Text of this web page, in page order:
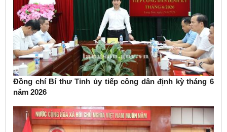
Đồng chí Bí thư Tỉnh ủy tiếp công dân định kỳ tháng 6
năm 2026